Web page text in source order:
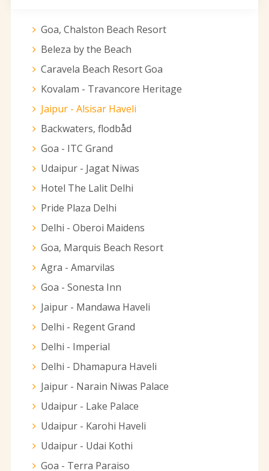
Goa, Chalston Beach Resort
Beleza by the Beach
Caravela Beach Resort Goa
Kovalam - Travancore Heritage
Jaipur - Alsisar Haveli
Backwaters, flodbåd
Goa - ITC Grand
Udaipur - Jagat Niwas
Hotel The Lalit Delhi
Pride Plaza Delhi
Delhi - Oberoi Maidens
Goa, Marquis Beach Resort
Agra - Amarvilas
Goa - Sonesta Inn
Jaipur - Mandawa Haveli
Delhi - Regent Grand
Delhi - Imperial
Delhi - Dhamapura Haveli
Jaipur - Narain Niwas Palace
Udaipur - Lake Palace
Udaipur - Karohi Haveli
Udaipur - Udai Kothi
Goa - Terra Paraiso